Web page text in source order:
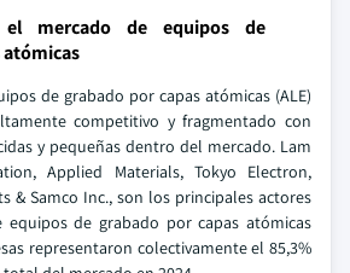
el mercado de equipos de
atómicas
de grabado por capas atómicas (ALE)
competitivo y fragmentado con
y pequeñas dentro del mercado. Lam
Applied Materials, Tokyo Electron,
& Samco Inc., son los principales actores
de grabado por capas atómicas
representaron colectivamente el 85,3%